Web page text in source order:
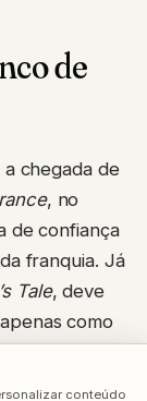
de
chegada de
, no
de confiança
franquia. Já
Tale, deve
como
fãs de que
a mãe da
conteúdo